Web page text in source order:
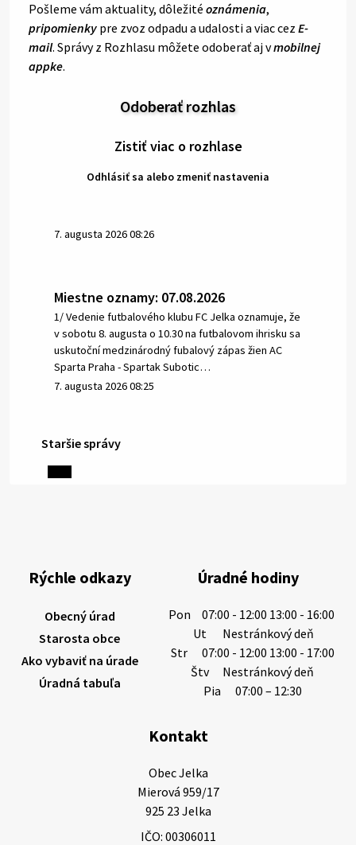
Pošleme vám aktuality, dôležité oznámenia,
pripomienky pre zvoz odpadu a udalosti a viac cez E-
mail. Správy z Rozhlasu môžete odoberať aj vmobilnej
appke.
Odoberať rozhlas
Zistiť viac o rozhlase
Odhlásiť sa alebo zmeniť nastavenia
7. augusta 2026 08:26
Miestne oznamy: 07.08.2026
1/ Vedenie futbalového klubu FC Jelka oznamuje, že
v sobotu 8. augusta o 10.30 na futbalovom ihrisku sa
uskutoční medzinárodný fubalový zápas žien AC
Sparta Praha - Spartak Subotic…
7. augusta 2026 08:25
6. augusta 2026 08:13
výdatnosti vodárenských zdrojov.
Západoslovenská vodárenská spoločnosť preto
6. augusta 2026 08:12
5. augusta 2026 13:10
Smútočný oznam: 05.08.2026 1/ Vážení obyvatelia!S
hlbokým zármutkom Vám oznamujeme, že vo veku
73 rokov nás opustila Irena Tanková, rodená
Tanková. Pohreb zosnulej bude dňa 6.08.20…
5. augusta 2026 12:59
Staršie správy
Rýchle odkazy
Obecný úrad
Starosta obce
Ako vybaviť na úrade
Úradná tabuľa
Úradné hodiny
Pon
07:00 - 12:00 13:00 - 16:00
Ut
Nestránkový deň
Str
07:00 - 12:00 13:00 - 17:00
Štv
Nestránkový deň
Pia
07:00 – 12:30
Kontakt
Obec Jelka
Mierová 959/17
925 23 Jelka
IČO: 00306011